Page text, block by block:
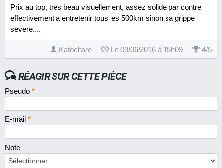
Prix au top, tres beau visuellement, assez solide par contre
effectivement a entretenir tous les 500km sinon sa grippe
severe....
Katochare Le 03/06/2016 à 15h09 4/5
RÉAGIR SUR CETTE PIÈCE
Pseudo *
E-mail *
Note